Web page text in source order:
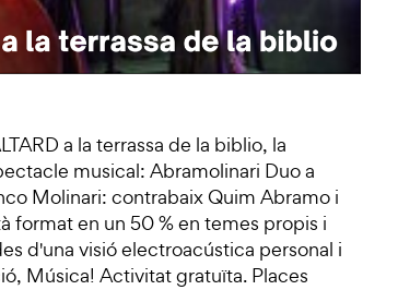
a la terrassa de la biblio, la
musical: Abramolinari Duo a
Molinari: contrabaix Quim Abramo i
format en un 50 % en temes propis i
d'una visió electroacústica personal i
Música! Activitat gratuïta. Places